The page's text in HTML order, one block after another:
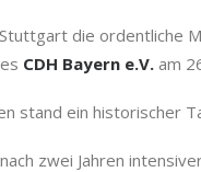
die ordentliche
CDH Bayern e.V. am
stand ein historischer
zwei Jahren